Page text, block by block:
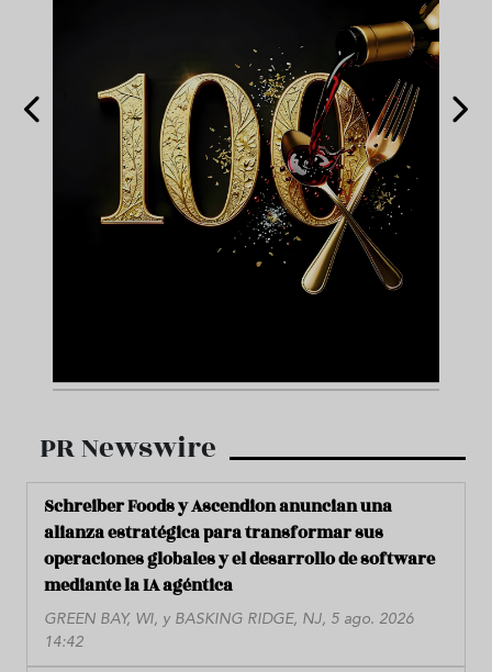
PR Newswire
Schreiber Foods y Ascendion anuncian una
alianza estratégica para transformar sus
operaciones globales y el desarrollo de software
mediante la IA agéntica
GREEN BAY, WI, y BASKING RIDGE, NJ, 5 ago. 2026
14:42